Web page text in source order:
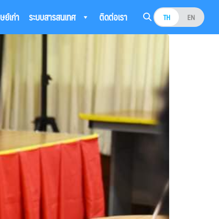
ย์เก่า ระบบสารสนเทศ ติดต่อเรา TH EN